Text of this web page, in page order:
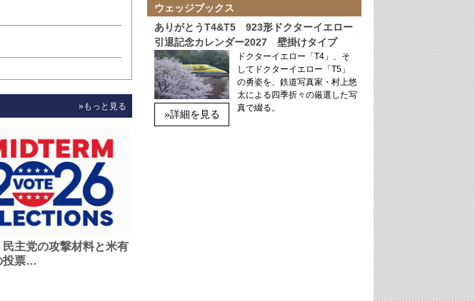
»もっと見る
民主党の攻撃材料と米有
投票…
ウェッジブックス
ありがとうT4&T5 923形ドクターイエロー
引退記念カレンダー2027 壁掛けタイプ
»詳細を見る
ドクターイエロー「T4」、そ
してドクターイエロー「T5」
の勇姿を、鉄道写真家・村上悠
太による四季折々の厳選した写
真で綴る。